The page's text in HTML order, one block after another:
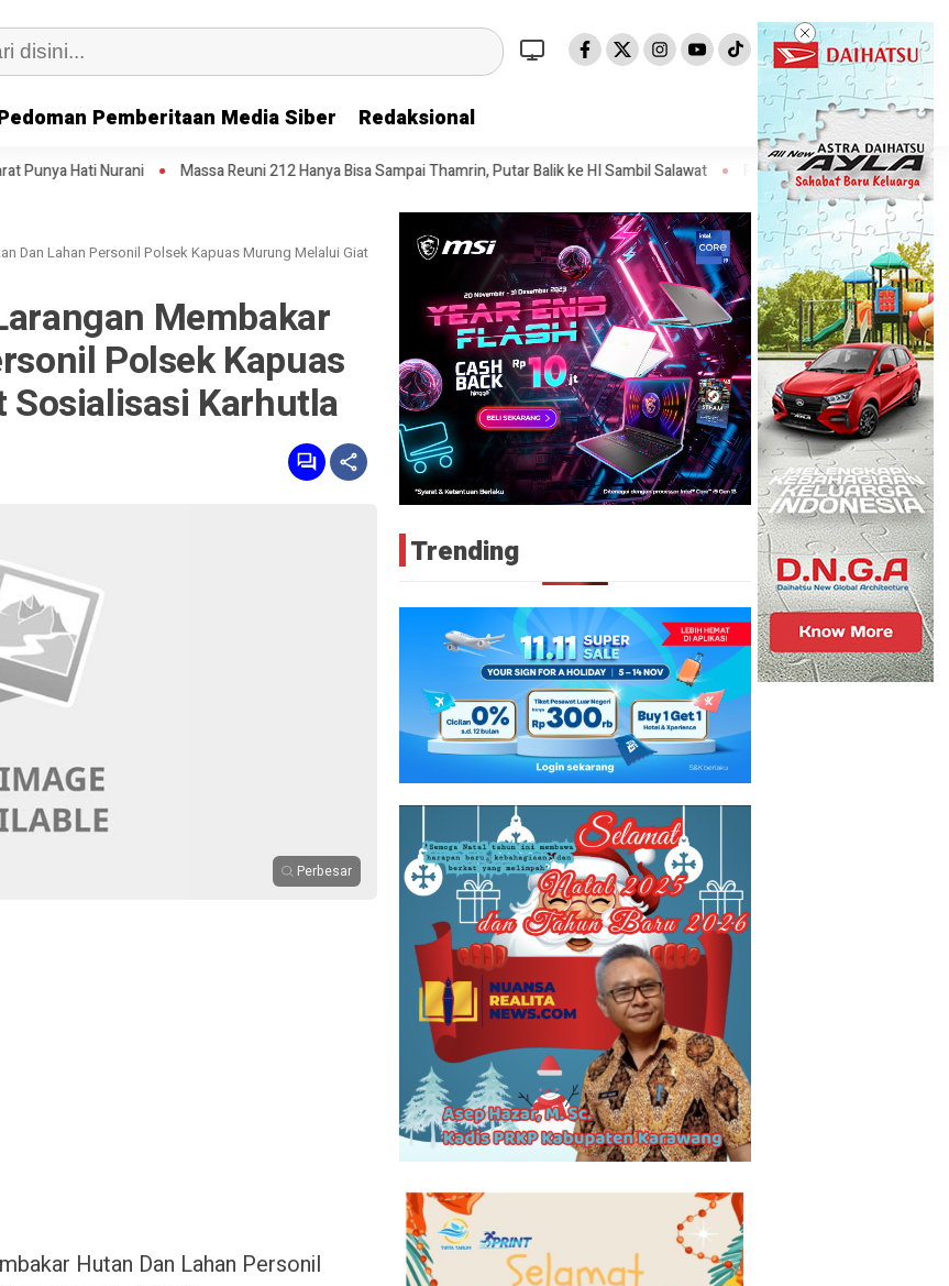
Pemberitaan Media Siber Redaksional
Massa Reuni 212 Hanya Bisa Sampai Thamrin, Putar Balik ke HI Sambil Salawat Prof Tjandra: Varian Omicron Mungkin
Dan Lahan Personil Polsek Kapuas Murung Melalui Giat
Membakar
Polsek Kapuas
Karhutla
Perbesar
Hutan Dan Lahan Personil
Trending